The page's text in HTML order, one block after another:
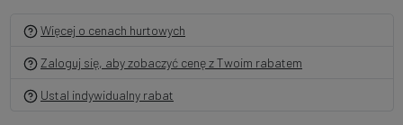
Więcej o cenach hurtowych
Zaloguj się, aby zobaczyć cenę z Twoim rabatem
Ustal indywidualny rabat